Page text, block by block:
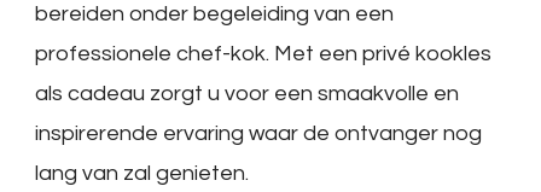
bereiden onder begeleiding van een
professionele chef-kok. Met een privé kookles
als cadeau zorgt u voor een smaakvolle en
inspirerende ervaring waar de ontvanger nog
lang van zal genieten.